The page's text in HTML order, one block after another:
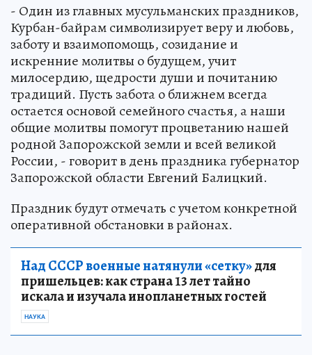
- Один из главных мусульманских праздников,
Курбан-байрам символизирует веру и любовь,
заботу и взаимопомощь, созидание и
искренние молитвы о будущем, учит
милосердию, щедрости души и почитанию
традиций. Пусть забота о ближнем всегда
остается основой семейного счастья, а наши
общие молитвы помогут процветанию нашей
родной Запорожской земли и всей великой
России, - говорит в день праздника губернатор
Запорожской области Евгений Балицкий.
Праздник будут отмечать с учетом конкретной
оперативной обстановки в районах.
Над СССР военные натянули «сетку»для
пришельцев: как страна 13 лет тайно
искала и изучала инопланетных гостей
НАУКА